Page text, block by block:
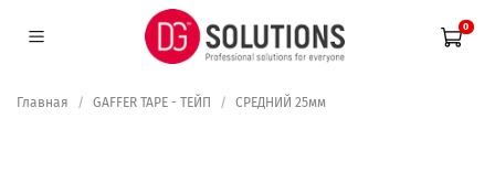
0
Главная GAFFER TAPE - ТЕЙП СРЕДНИЙ 25мм